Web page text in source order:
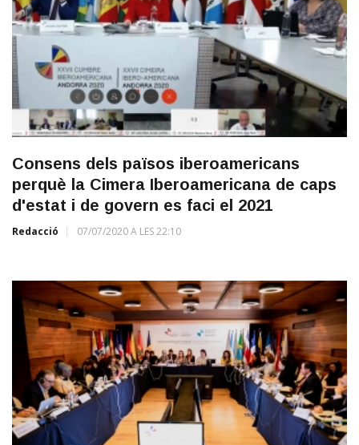
Consens dels països iberoamericans
perquè la Cimera Iberoamericana de caps
d'estat i de govern es faci el 2021
Redacció 07/07/2020 A LES 22:10